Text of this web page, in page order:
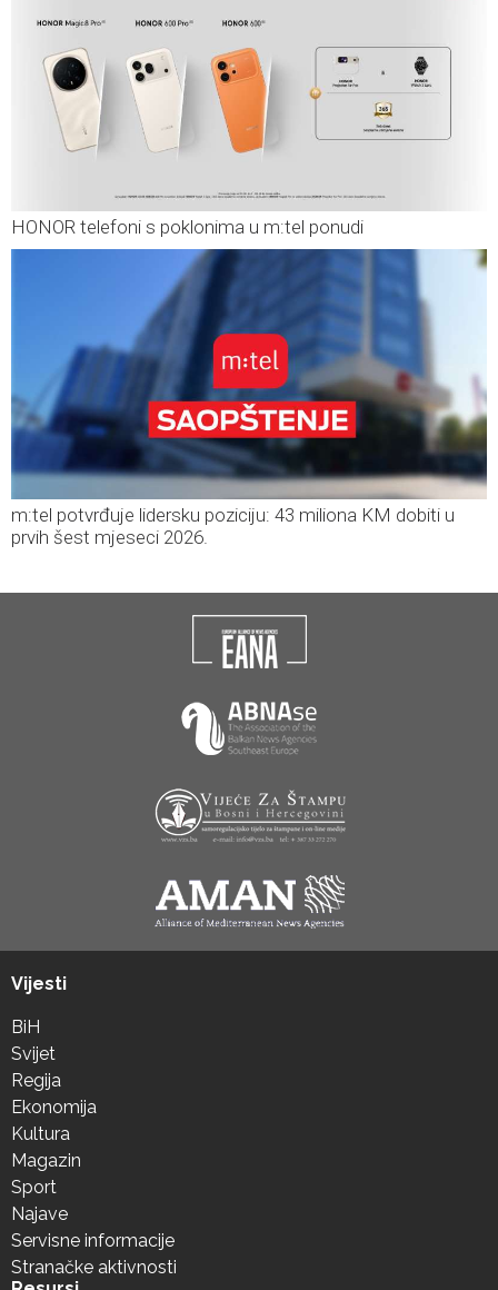
HONOR telefoni s poklonima u m:tel ponudi
m:tel potvrđuje lidersku poziciju: 43 miliona KM dobiti u
prvih šest mjeseci 2026.
Vijesti
BiH
Svijet
Regija
Ekonomija
Kultura
Magazin
Sport
Najave
Servisne informacije
Stranačke aktivnosti